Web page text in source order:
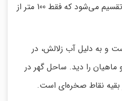
به دو بخش گهر بالا و پایین تقسیم می‌شود که فقط 100 متر از
و به دلیل آب زلالش، در
را دید. ساحل گهر در
نقاط صخره‌ای است.